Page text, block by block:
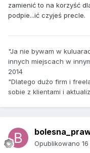
zamienić to na korzyść
podpie...ić czyjeś precle.
"Ja nie bywam w
innych miejscach w
2014
"Dlatego dużo firm i
sobie z klientami i
Opublikowano